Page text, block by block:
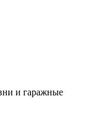
и гаражные